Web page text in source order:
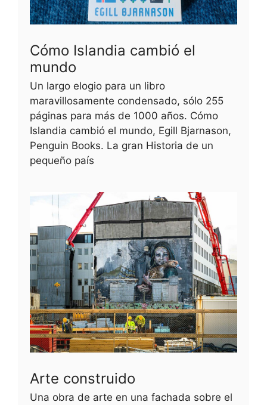
Cómo Islandia cambió el
mundo
Un largo elogio para un libro
maravillosamente condensado, sólo 255
páginas para más de 1000 años. Cómo
Islandia cambió el mundo, Egill Bjarnason,
Penguin Books. La gran Historia de un
pequeño país
Arte construido
Una obra de arte en una fachada sobre el